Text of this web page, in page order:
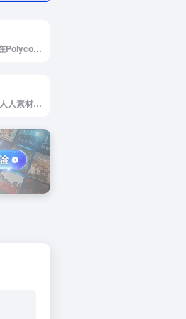
Polycount官网，在Polycount网站里，游戏类的作品相对偏多，同时也是动画，游戏艺术家们汲取灵感的网站。站内有很多作品都有作者的制作过程和创作经验分享。此外，还有很多行业相关内容，比如招聘信息，各种CG挑战赛，最新资讯等。
人人素材网官网，人人素材网一直致力于CG行业的发展以及爱好者的期盼，是国内最专业的CG素材与教程分享网站。人人素材网基于会员的热情，专注于CG素材与教程的资源下载，其内容涵盖了CG教程，AE模板，平面素材，游戏素材，视频素材，3D模型，软件插件，书籍杂志等资源分享，让任何一个CG行业工作者以及爱好者都能轻松找到自己想要的CG素材与教程！